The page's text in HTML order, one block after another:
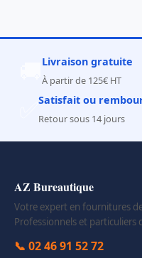
Livraison gratuite
À partir de 125€ HT
Satisfait ou
Retour sous 14 jours
AZ Bureautique
Votre expert en fournitures
Professionnels et particuliers
📞 02 46 91 52 72